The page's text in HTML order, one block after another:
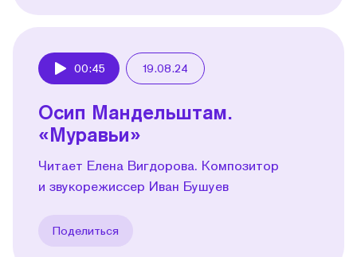
00:45 19.08.24
Осип Мандельштам.
«Муравьи»
Читает Елена Вигдорова. Композитор
и звукорежиссер Иван Бушуев
Поделиться